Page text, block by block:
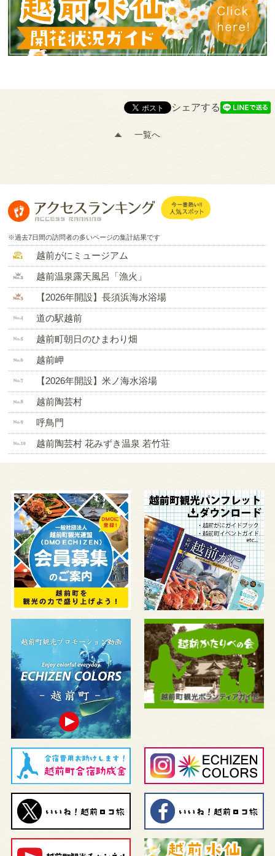
※過去7日間の訪問者の多いページの集計結果です
越前がにミュージアム
越前温泉露天風呂「漁火」
【2026年開設】長須浜海水浴場
道の駅越前
越前町朝日のひまわり畑
越前岬
【2026年開設】米ノ海水浴場
越前陶芸村
呼鳥門
越前陶芸村 花みずき温泉 若竹荘
シェアする
一覧へ